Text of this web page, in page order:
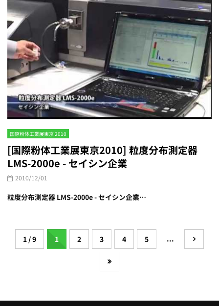
国際粉体工業展東京 2010
[国際粉体工業展東京2010] 粒度分布測定器
LMS-2000e - セイシン企業
2010/12/01
粒度分布測定器 LMS-2000e - セイシン企業…
1 / 9 1 2 3 4 5 ...